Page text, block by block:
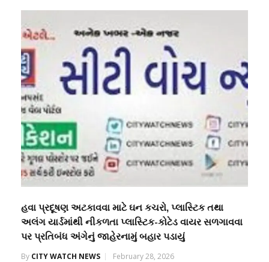
હવા પ્રદૂષણ અટકાવવા માટે ઘન કચરો, પ્લાસ્ટિક તથા
અલંગ યાર્ડમાંથી નીકળતા પ્લાસ્ટિક-કોટેડ વાયર સળગાવવા
પર પ્રતિબંધ અંગેનું જાહેરનામું બહાર પડાયું
By CITY WATCH NEWS February 28, 2026